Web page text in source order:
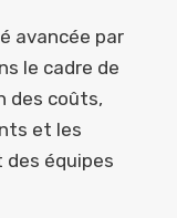
avancée par
le cadre de
des coûts,
et les
des équipes